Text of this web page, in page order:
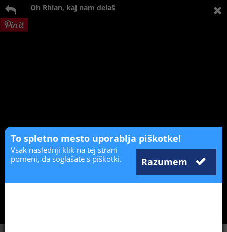
Oh Rhian, kaj nam delaš
To spletno mesto uporablja piškotke!
Razumem
Vsak naslednji klik na tej strani
pomeni, da soglašate s piškotki.